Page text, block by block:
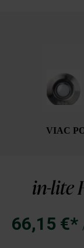
VIAC
in-lite
66,15 €*